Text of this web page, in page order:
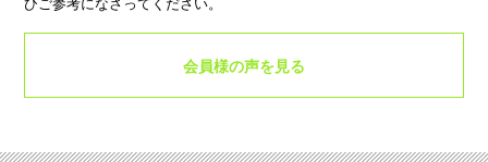
ひご参考になさってください。
会員様の声を見る